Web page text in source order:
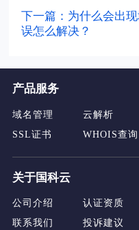
下一篇：为什么会出
误怎么解决？
产品服务
域名管理 云解析
SSL证书
WHOIS查询
关于国科云
公司介绍 认证资质
联系我们
投诉建议